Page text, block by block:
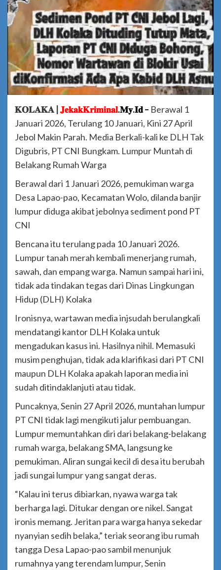
𝐊𝐎𝐋𝐀𝐊𝐀 | 𝐉𝐞𝐤𝐚𝐤𝐊𝐫𝐢𝐦𝐢𝐧𝐚𝐥.𝐌𝐲.𝐈𝐝 – Berawal 1
Januari 2026, Terulang 10 Januari, Kini 27 April
Jebol Makin Parah. Media Berkali-kali ke DLH Tak
Digubris, PT CNI Bungkam. Lumpur Muntah di
Belakang Rumah Warga
Berawal dari 1 Januari 2026, pemukiman warga
Desa Lapao-pao, Kecamatan Wolo, dilanda banjir
lumpur diduga akibat jebolnya sediment pond PT
CNI
Bencana itu terulang pada 10 Januari 2026.
Lumpur tanah merah kembali menerjang rumah,
sawah, dan empang warga. Namun sampai hari ini,
tidak ada tindakan tegas dari Dinas Lingkungan
Hidup (DLH) Kolaka
Ironisnya, wartawan media injsudah berulangkali
mendatangi kantor DLH Kolaka untuk
mengadukan kasus ini. Hasilnya nihil. Memasuki
musim penghujan, tidak ada klarifikasi dari PT CNI
maupun DLH Kolaka apakah laporan media ini
sudah ditindaklanjuti atau tidak.
Puncaknya, Senin 27 April 2026, muntahan lumpur
PT CNI tidak lagi mengikuti jalur pembuangan.
Lumpur memuntahkan diri dari belakang-belakang
rumah warga, belakang SMA, langsung ke
pemukiman. Aliran sungai kecil di desa itu berubah
jadi sungai lumpur yang sangat deras.
“Kalau ini terus dibiarkan, nyawa warga tak
berharga lagi. Ditukar dengan ore nikel. Sangat
ironis memang. Jeritan para warga hanya sekedar
nyanyian sedih belaka,” teriak seorang ibu rumah
tangga Desa Lapao-pao sambil menunjuk
rumahnya yang terendam lumpur, Senin